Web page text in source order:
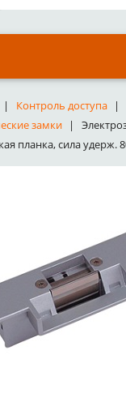
Контроль доступа
замки
планка, сила удерж.